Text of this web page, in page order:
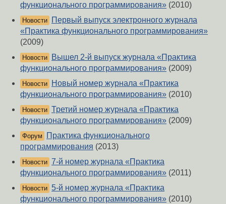
функционального программирования» (2010)
Новости
Первый выпуск электронного журнала
«Практика функционального программирования»
(2009)
Новости
Вышел 2-й выпуск журнала «Практика
функционального программирования» (2009)
Новости
Новый номер журнала «Практика
функционального программирования» (2010)
Новости Третий номер журнала «Практика
функционального программирования» (2009)
Форум
Практика функционального
программирования (2013)
Новости 7-й номер журнала «Практика
функционального программирования» (2011)
Новости 5-й номер журнала «Практика
функционального программирования» (2010)